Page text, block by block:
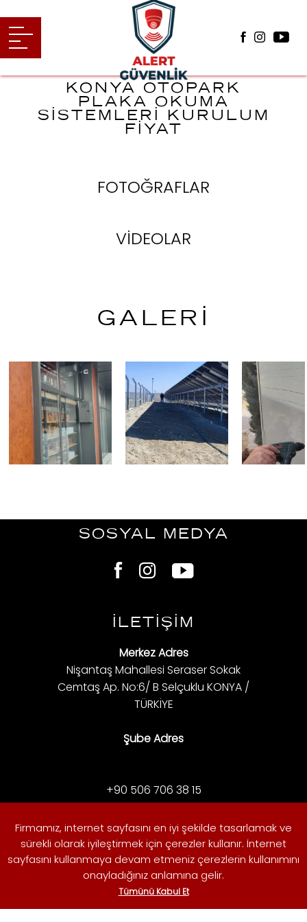
KONYA OTOPARK
PLAKA OKUMA
SİSTEMLERİ KURULUM
FİYAT
FOTOĞRAFLAR
VİDEOLAR
GALERİ
Firmamız, internet sayfasını en iyi şekilde tasarlamak ve
sürekli olarak iyileştirmek için çerezler kullanır. İnternet
sayfasını kullanmaya devam etmeniz çerezlerin kullanımını
onayladığınız anlamına gelir.
Tümünü Kabul Et
SOSYAL MEDYA
İLETİŞİM
Merkez Adres
Nişantaş Mahallesi Seraser Sokak
Cemtaş Ap. No:6/ B Selçuklu KONYA /
TÜRKİYE
Şube Adres
+90 506 706 38 15
+90 506 759 45 67
+90 535 307 19 75
info@alertguvenlik.com
© 2026 ALERT GÜVENLİK | KONYA GÜVENLİK KAMERASI
VE ALARM SİSTEMLERİ. Tüm Hakları Saklıdır.